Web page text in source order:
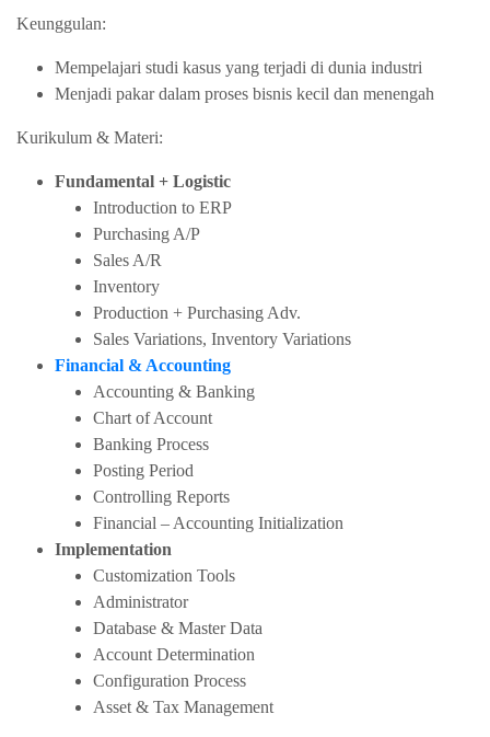
Keunggulan:
Mempelajari studi kasus yang terjadi di dunia industri
Menjadi pakar dalam proses bisnis kecil dan menengah
Kurikulum & Materi:
Fundamental + Logistic
Introduction to ERP
Purchasing A/P
Sales A/R
Inventory
Production + Purchasing Adv.
Sales Variations, Inventory Variations
Financial & Accounting
Accounting & Banking
Chart of Account
Banking Process
Posting Period
Controlling Reports
Financial – Accounting Initialization
Implementation
Customization Tools
Administrator
Database & Master Data
Account Determination
Configuration Process
Asset & Tax Management